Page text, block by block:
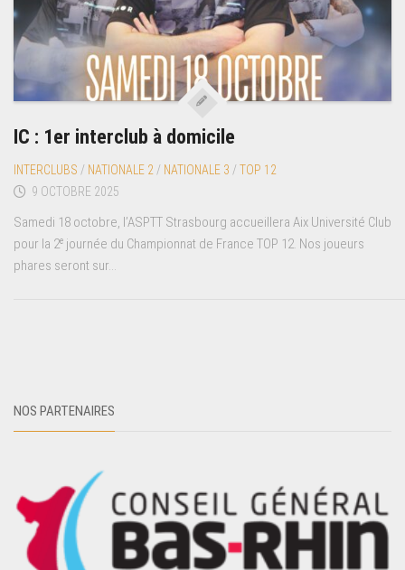
IC : 1er interclub à domicile
INTERCLUBS / NATIONALE 2 / NATIONALE 3 / TOP 12
9 OCTOBRE 2025
Samedi 18 octobre, l’ASPTT Strasbourg accueillera Aix Université Club
pour la 2ᵉ journée du Championnat de France TOP 12. Nos joueurs
phares seront sur...
NOS PARTENAIRES